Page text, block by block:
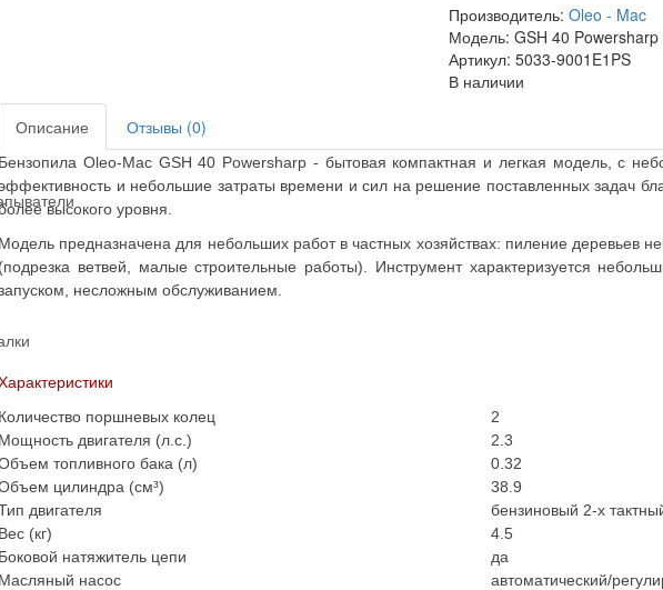
Производитель:Oleo - Mac
Модель: GSH 40 Powersharp
Артикул: 5033-9001E1PS
В наличии
Описание Отзывы (0)
Бензопила Oleo-Mac GSH 40 Powersharp - бытовая компактная и легкая модель, с
и небольшие затраты времени и сил на решение поставленных задач
высокого уровня.
Модель предназначена для небольших работ в частных хозяйствах: пиление деревьев
(подрезка ветвей, малые строительные работы). Инструмент характеризуется
несложным обслуживанием.
Количество поршневых колец
2
Мощность двигателя (л.с.)
2.3
топливного бака (л)
0.32
цилиндра (см³)
38.9
двигателя
бензиновый 2-х
Вес (кг)
4.5
Боковой натяжитель цепи
да
Масляный насос
автоматический/